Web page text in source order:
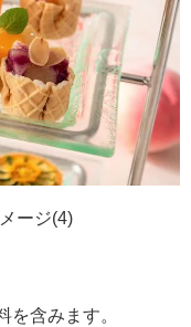
ージ(4)
を含みます。